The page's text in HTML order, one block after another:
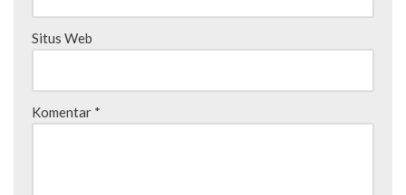
Situs Web
Komentar *